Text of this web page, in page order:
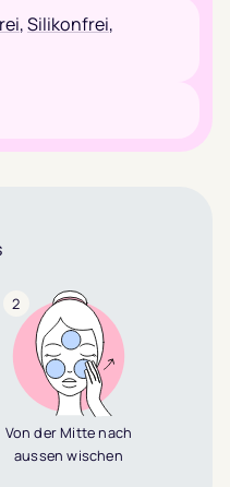
,Silikonfrei,
2
Von der Mitte nach
aussen wischen